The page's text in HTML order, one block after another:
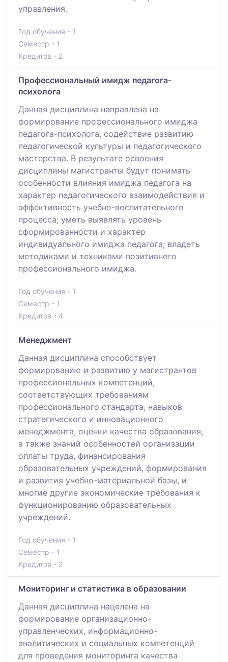
управления.
Год обучения - 1
Семестр - 1
Кредитов - 2
Профессиональный имидж педагога-
психолога
Данная дисциплина направлена на
формирование профессионального имиджа
педагога-психолога, содействие развитию
педагогической культуры и педагогического
мастерства. В результате освоения
дисциплины магистранты будут понимать
особенности влияния имиджа педагога на
характер педагогического взаимодействия и
эффективность учебно-воспитательного
процесса; уметь выявлять уровень
сформированности и характер
индивидуального имиджа педагога; владеть
методиками и техниками позитивного
профессионального имиджа.
Год обучения - 1
Семестр - 1
Кредитов - 4
Менеджмент
Данная дисциплина способствует
формированию и развитию у магистрантов
профессиональных компетенций,
соответствующих требованиям
профессионального стандарта, навыков
стратегического и инновационного
менеджмента, оценки качества образования,
а также знаний особенностей организации
оплаты труда, финансирования
образовательных учреждений, формирования
и развития учебно-материальной базы, и
многие другие экономические требования к
функционированию образовательных
учреждений.
Год обучения - 1
Семестр - 1
Кредитов - 2
Мониторинг и статистика в образовании
Данная дисциплина нацелена на
формирование организационно-
управленческих, информационно-
аналитических и социальных компетенций
для проведения мониторинга качества